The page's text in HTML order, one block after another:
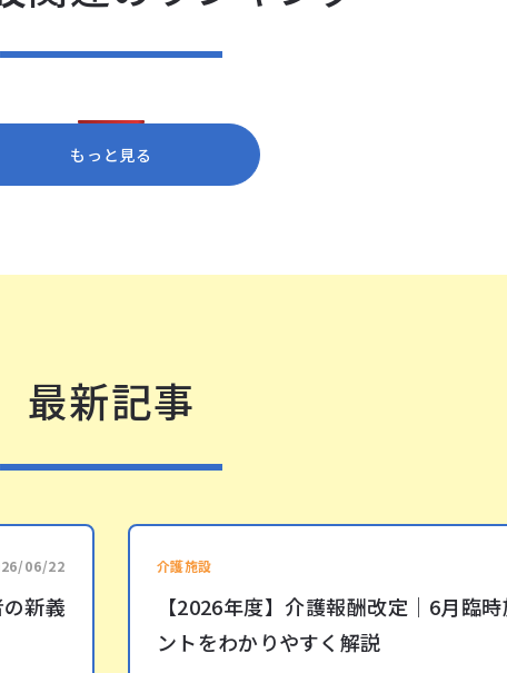
もっと見る
最新記事
06/22
新義
介護施設
【2026年度】介護報酬改定｜6月臨
ントをわかりやすく解説